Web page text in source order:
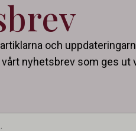
och
nyhetsbrev som ges ut